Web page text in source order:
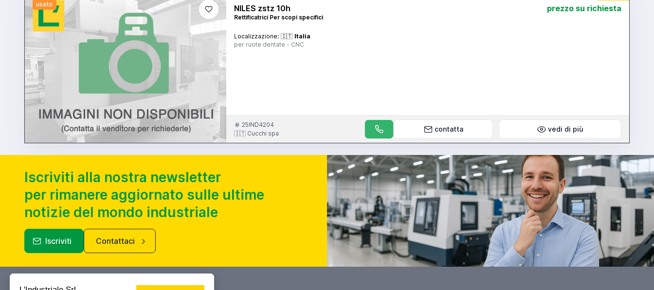
usato NILES zstz 10h
Rettificatrici Per scopi specifici
prezzo su richiesta
Localizzazione: 🇮🇹 Italia
per ruote dentate - CNC
25IND4204
🇮🇹 Cucchi spa
contatta vedi di più
Iscriviti alla nostra newsletter
per rimanere aggiornato sulle ultime
notizie del mondo industriale
Iscriviti Contattaci